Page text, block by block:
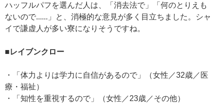
ハッフルパフを選んだ人は、「消去法で」「何のとりえも
ないので......」と、消極的な意見が多く目立ちました。シャ
イで謙虚人が多い寮になりそうですね。
■レイブンクロー
・「体力よりは学力に自信があるので」（女性／32歳／医
療・福祉）
・「知性を重視するので」（女性／23歳／その他）